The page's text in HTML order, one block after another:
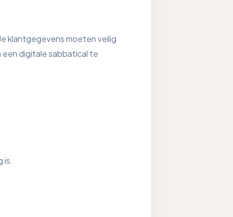
klantgegevens moeten veilig
een digitale sabbatical te
is.